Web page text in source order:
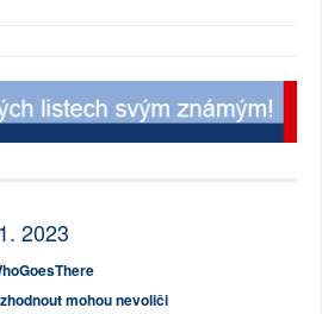
2023
mohou nevoliči